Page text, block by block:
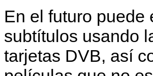
En el futuro puede
subtítulos usando
tarjetas DVB, así